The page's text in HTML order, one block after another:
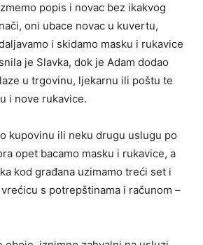
popis i novac bez ikakvog
oni ubace novac u kuvertu,
i skidamo masku i rukavice
je Slavka, dok je Adam dodao
u trgovinu, ljekarnu ili poštu te
i nove rukavice.
kupovinu ili neku drugu uslugu po
opet bacamo masku i rukavice, a
kod građana uzimamo treći set i
s potrepštinama i računom –